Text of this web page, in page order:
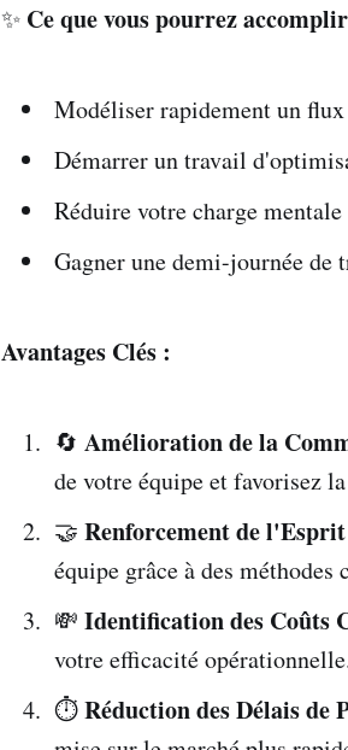
✨ Ce que vous pourrez
Modéliser rapidement un flux
Démarrer un travail
Réduire votre charge mentale
Gagner une demi-journée
Avantages Clés :
🔄 Amélioration de la
de votre équipe et favorisez
🤝 Renforcement de
équipe grâce à des méthodes
💸 Identification des Coûts
votre efficacité
⏱️Réduction des Délais de